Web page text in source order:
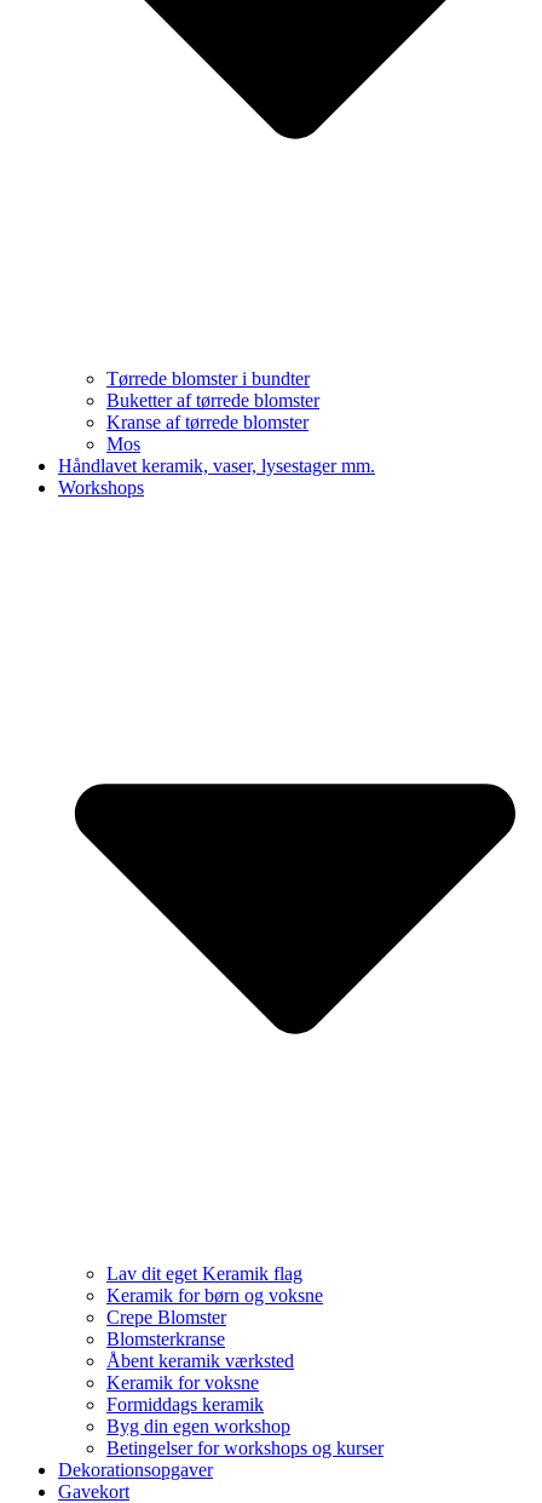
Tørrede blomster i bundter
Buketter af tørrede blomster
Kranse af tørrede blomster
Mos
Håndlavet keramik, vaser, lysestager mm.
Workshops
Lav dit eget Keramik flag
Keramik for børn og voksne
Crepe Blomster
Blomsterkranse
Åbent keramik værksted
Keramik for voksne
Formiddags keramik
Byg din egen workshop
Betingelser for workshops og kurser
Dekorationsopgaver
Gavekort